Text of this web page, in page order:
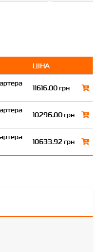
ЦІНА
11616.00 грн
10296.00 грн
10633.92 грн